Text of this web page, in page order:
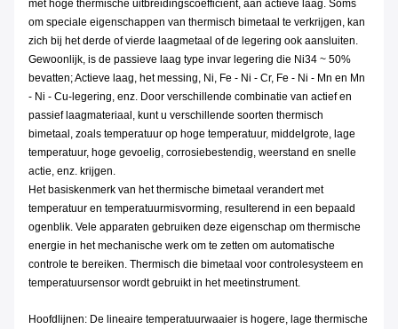
met hoge thermische uitbreidingscoëfficiënt, aan actieve laag. Soms
om speciale eigenschappen van thermisch bimetaal te verkrijgen, kan
zich bij het derde of vierde laagmetaal of de legering ook aansluiten.
Gewoonlijk, is de passieve laag type invar legering die Ni34 ~ 50%
bevatten; Actieve laag, het messing, Ni, Fe - Ni - Cr, Fe - Ni - Mn en Mn
- Ni - Cu-legering, enz. Door verschillende combinatie van actief en
passief laagmateriaal, kunt u verschillende soorten thermisch
bimetaal, zoals temperatuur op hoge temperatuur, middelgrote, lage
temperatuur, hoge gevoelig, corrosiebestendig, weerstand en snelle
actie, enz. krijgen.
Het basiskenmerk van het thermische bimetaal verandert met
temperatuur en temperatuurmisvorming, resulterend in een bepaald
ogenblik. Vele apparaten gebruiken deze eigenschap om thermische
energie in het mechanische werk om te zetten om automatische
controle te bereiken. Thermisch die bimetaal voor controlesysteem en
temperatuursensor wordt gebruikt in het meetinstrument.
Hoofdlijnen: De lineaire temperatuurwaaier is hogere, lage thermische